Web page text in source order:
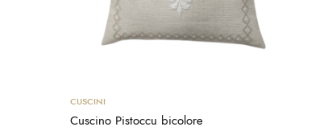
CUSCINI
Cuscino Pistoccu bicolore